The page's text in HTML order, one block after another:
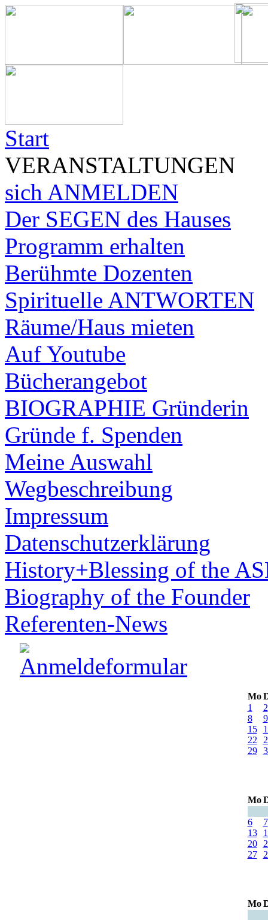
Start
VERANSTALTUNGEN
sich ANMELDEN
Der SEGEN des Hauses
Programm erhalten
Berühmte Dozenten
Spirituelle ANTWORTEN
Räume/Haus mieten
Auf Youtube
Bücherangebot
BIOGRAPHIE Gründerin
Gründe f. Spenden
Meine Auswahl
Wegbeschreibung
Impressum
Datenschutzerklärung
History+Blessing of the
Biography of the Founder
Referenten-News
Mo
1
2
8
9
15
22
29
Mo
6
7
13
20
27
Mo